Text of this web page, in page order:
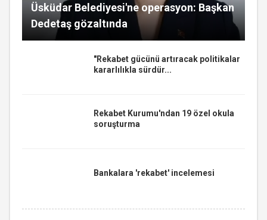
Üsküdar Belediyesi'ne operasyon: Başkan
Dedetaş gözaltında
"Rekabet gücünü artıracak politikalar
kararlılıkla sürdür...
Rekabet Kurumu'ndan 19 özel okula
soruşturma
Bankalara 'rekabet' incelemesi